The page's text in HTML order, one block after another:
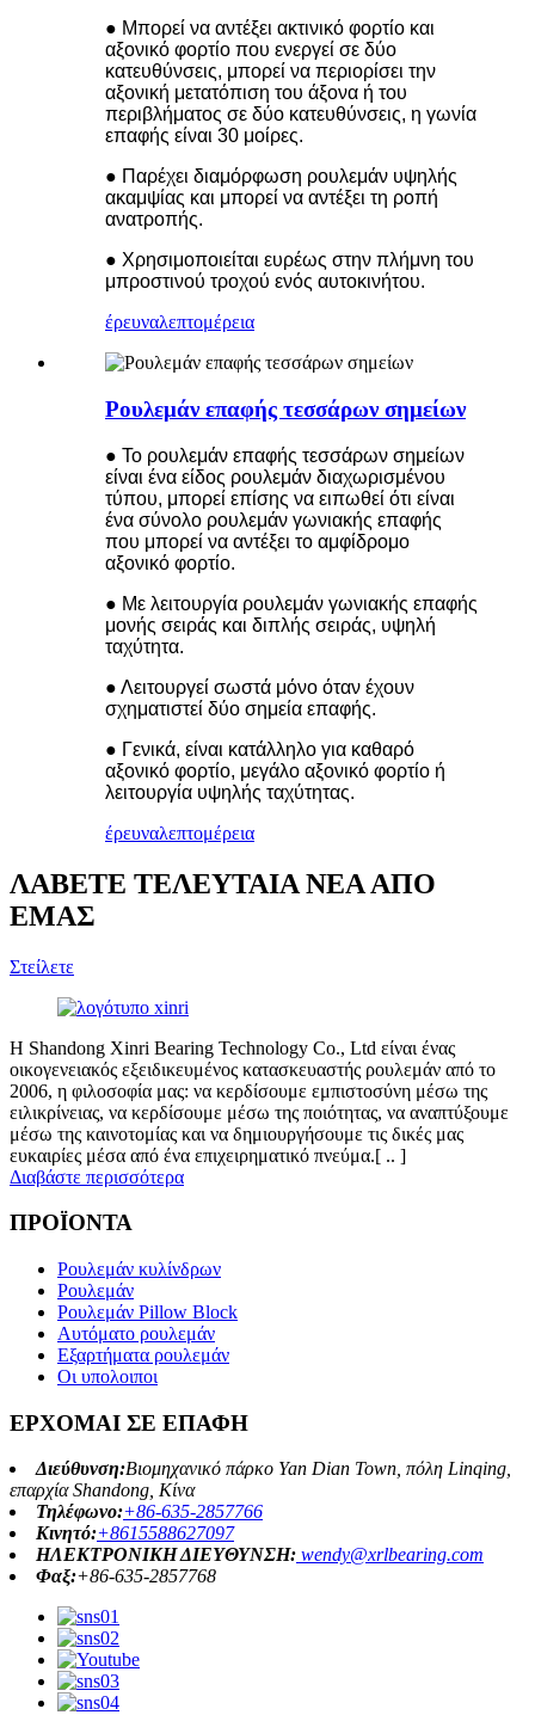
● Μπορεί να αντέξει ακτινικό φορτίο και
αξονικό φορτίο που ενεργεί σε δύο
κατευθύνσεις, μπορεί να περιορίσει την
αξονική μετατόπιση του άξονα ή του
περιβλήματος σε δύο κατευθύνσεις, η γωνία
επαφής είναι 30 μοίρες.
● Παρέχει διαμόρφωση ρουλεμάν υψηλής
ακαμψίας και μπορεί να αντέξει τη ροπή
ανατροπής.
● Χρησιμοποιείται ευρέως στην πλήμνη του
μπροστινού τροχού ενός αυτοκινήτου.
έρευναλεπτομέρεια
Ρουλεμάν επαφής τεσσάρων σημείων
● Το ρουλεμάν επαφής τεσσάρων σημείων
είναι ένα είδος ρουλεμάν διαχωρισμένου
τύπου, μπορεί επίσης να ειπωθεί ότι είναι
ένα σύνολο ρουλεμάν γωνιακής επαφής
που μπορεί να αντέξει το αμφίδρομο
αξονικό φορτίο.
● Με λειτουργία ρουλεμάν γωνιακής επαφής
μονής σειράς και διπλής σειράς, υψηλή
ταχύτητα.
● Λειτουργεί σωστά μόνο όταν έχουν
σχηματιστεί δύο σημεία επαφής.
● Γενικά, είναι κατάλληλο για καθαρό
αξονικό φορτίο, μεγάλο αξονικό φορτίο ή
λειτουργία υψηλής ταχύτητας.
έρευναλεπτομέρεια
ΛΑΒΕΤΕ ΤΕΛΕΥΤΑΙΑ ΝΕΑ ΑΠΟ
ΕΜΑΣ
Στείλετε
Η Shandong Xinri Bearing Technology Co., Ltd είναι ένας
οικογενειακός εξειδικευμένος κατασκευαστής ρουλεμάν από το
2006, η φιλοσοφία μας: να κερδίσουμε εμπιστοσύνη μέσω της
ειλικρίνειας, να κερδίσουμε μέσω της ποιότητας, να αναπτύξουμε
μέσω της καινοτομίας και να δημιουργήσουμε τις δικές μας
ευκαιρίες μέσα από ένα επιχειρηματικό πνεύμα.[ .. ]
Διαβάστε περισσότερα
ΠΡΟΪΟΝΤΑ
Ρουλεμάν κυλίνδρων
Ρουλεμάν
Ρουλεμάν Pillow Block
Αυτόματο ρουλεμάν
Εξαρτήματα ρουλεμάν
Οι υπολοιποι
ΕΡΧΟΜΑΙ ΣΕ ΕΠΑΦΗ
Διεύθυνση:Βιομηχανικό πάρκο Yan Dian Town, πόλη Linqing,
επαρχία Shandong, Κίνα
Τηλέφωνο:+86-635-2857766
Κινητό:+8615588627097
ΗΛΕΚΤΡΟΝΙΚΗ ΔΙΕΥΘΥΝΣΗ: wendy@xrlbearing.com
Φαξ:+86-635-2857768